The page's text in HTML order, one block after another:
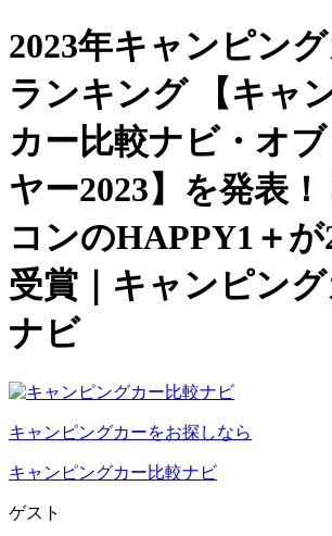
2023年キャンピン
ランキング 【キャ
カー比較ナビ・オ
ヤー2023】を発表
コンのHAPPY1＋
受賞｜キャンピン
ナビ
キャンピングカーをお探しなら
キャンピングカー比較ナビ
ゲスト